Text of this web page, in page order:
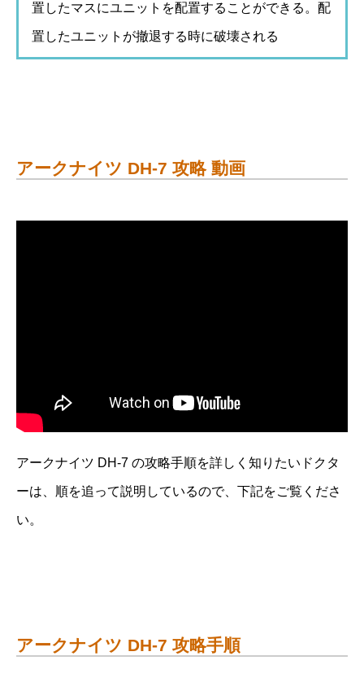
置したマスにユニットを配置することができる。配
置したユニットが撤退する時に破壊される
アークナイツ DH-7 攻略 動画
アークナイツ DH-7 の攻略手順を詳しく知りたいドクタ
ーは、順を追って説明しているので、下記をご覧くださ
い。
アークナイツ DH-7 攻略手順